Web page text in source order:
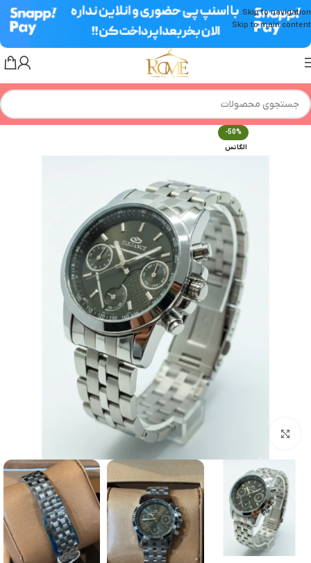
Skip to navigation
Skip to main content
-50%
الگانس
برای بزرگنمایی کلیک کنید